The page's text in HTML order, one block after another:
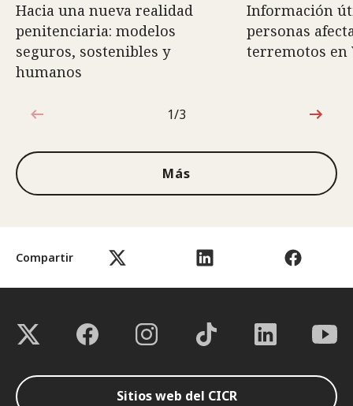
Compartir
Hacia una nueva realidad
penitenciaria: modelos
seguros, sostenibles y
humanos
Información
personas
terremotos en
1de3
1/3
Más
Sitios web del CICR